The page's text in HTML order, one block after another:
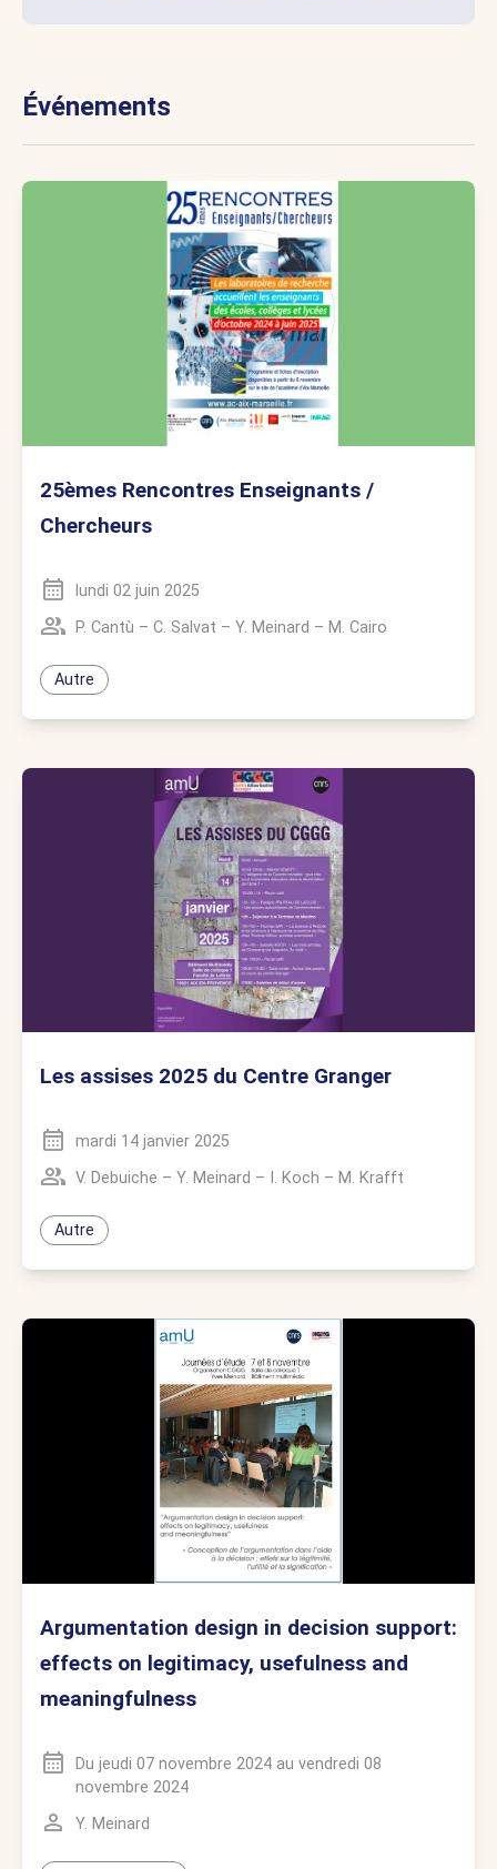
Événements
25èmes Rencontres Enseignants /
Chercheurs
lundi 02 juin 2025
P. Cantù – C. Salvat – Y. Meinard – M. Cairo
Autre
Les assises 2025 du Centre Granger
mardi 14 janvier 2025
V. Debuiche – Y. Meinard – I. Koch – M. Krafft
Autre
Argumentation design in decision support:
effects on legitimacy, usefulness and
meaningfulness
Du jeudi 07 novembre 2024 au vendredi 08
novembre 2024
Y. Meinard